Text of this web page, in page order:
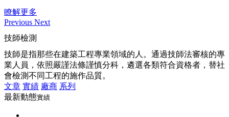
瞭解更多
Previous Next
技師檢測
技師是指那些在建築工程專業領域的人。通過技師法審核的專
業人員，依照嚴謹法條謹慎分科，遴選各類符合資格者，替社
會檢測不同工程的施作品質。
文章 實績 廠商 系列
最新動態實績